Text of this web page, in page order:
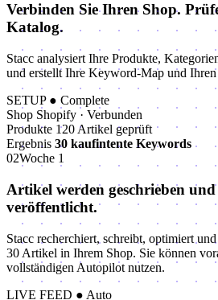
Verbinden Sie Ihren Shop.
Katalog.
Stacc analysiert Ihre Produkte,
und erstellt Ihre Keyword-Map und
SETUP ● Complete
Shop Shopify · Verbunden
Produkte 120 Artikel geprüft
Ergebnis 30 kaufintente Keywords
02Woche 1
Artikel werden geschrieben und
veröffentlicht.
Stacc recherchiert, schreibt, optimiert
30 Artikel in Ihrem Shop. Sie können
vollständigen Autopilot nutzen.
LIVE FEED ● Auto